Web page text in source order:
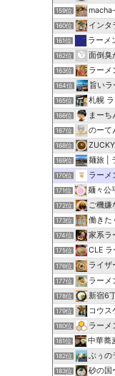
159位
160位 インタ
161位 ラーメ
162位 面倒臭
163位 ラーメ
164位 旨いラ
165位 札幌
166位 まーち
167位 のー
168位
169位 麺旅 |
170位 ラーメ
171位 麺々公
172位 ご機嫌
173位 働きた
174位 家系ラ
175位 CLE ラ
176位 ライザ
177位 ラーメ
178位 新宿6
179位 コウス
180位 ラーメ
181位 中華蕎
182位 ぶぅの
183位 砂の国